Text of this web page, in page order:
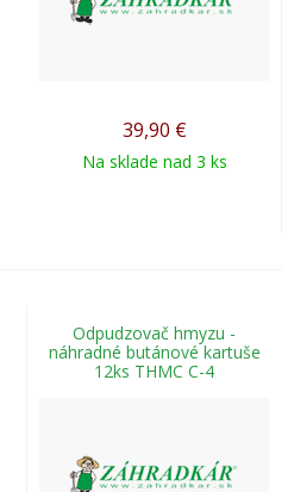
39,90 €
Na sklade nad 3 ks
Odpudzovač hmyzu -
náhradné butánové kartuše
12ks THMC C-4